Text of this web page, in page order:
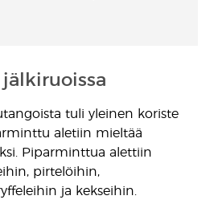
tuli yleinen koriste
aletiin mieltää
Piparminttua alettiin
pirtelöihin,
ja kekseihin.